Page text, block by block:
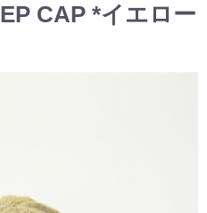
CAP *イエロー